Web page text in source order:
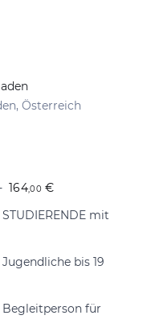
Österreich
164,00 €
mit
bis 19
Begleitperson für